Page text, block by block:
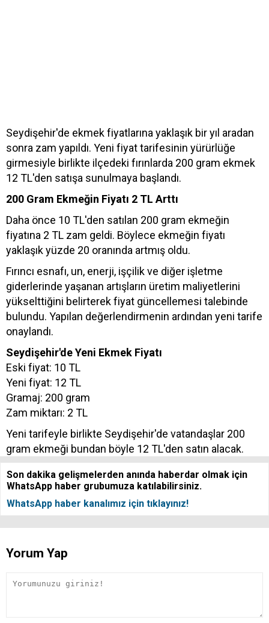
Seydişehir'de ekmek fiyatlarına yaklaşık bir yıl aradan
sonra zam yapıldı. Yeni fiyat tarifesinin yürürlüğe
girmesiyle birlikte ilçedeki fırınlarda 200 gram ekmek
12 TL'den satışa sunulmaya başlandı.
200 Gram Ekmeğin Fiyatı 2 TL Arttı
Daha önce 10 TL'den satılan 200 gram ekmeğin
fiyatına 2 TL zam geldi. Böylece ekmeğin fiyatı
yaklaşık yüzde 20 oranında artmış oldu.
Fırıncı esnafı, un, enerji, işçilik ve diğer işletme
giderlerinde yaşanan artışların üretim maliyetlerini
yükselttiğini belirterek fiyat güncellemesi talebinde
bulundu. Yapılan değerlendirmenin ardından yeni tarife
onaylandı.
Seydişehir'de Yeni Ekmek Fiyatı
Eski fiyat: 10 TL
Yeni fiyat: 12 TL
Gramaj: 200 gram
Zam miktarı: 2 TL
Yeni tarifeyle birlikte Seydişehir'de vatandaşlar 200
gram ekmeği bundan böyle 12 TL'den satın alacak.
Son dakika gelişmelerden anında haberdar olmak için
WhatsApp haber grubumuza katılabilirsiniz.
WhatsApp haber kanalımız için tıklayınız!
Yorum Yap